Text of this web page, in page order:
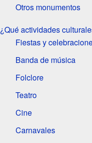
Otros monumentos
¿Qué actividades
Fiestas y
Banda de música
Folclore
Teatro
Cine
Carnavales